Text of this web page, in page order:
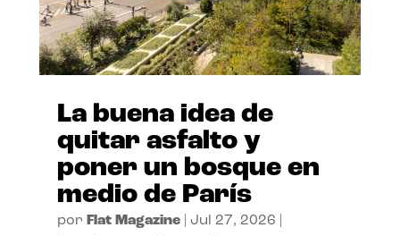
La buena idea de
quitar asfalto y
poner un bosque en
medio de París
por Flat Magazine| Jul 27, 2026